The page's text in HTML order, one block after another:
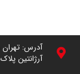
آدرس: تهران
آرژانتین پلاک 8 ساختمان شماره 5 طبقه دوم واحد 8